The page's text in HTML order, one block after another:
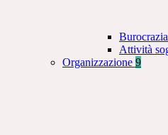
Attività
Organizzazione 9